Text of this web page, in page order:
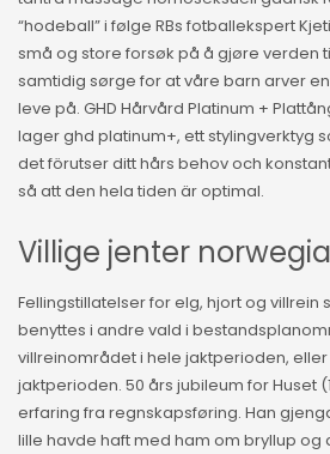
“hodeball” i følge RBs fotballekspert
små og store forsøk på å gjøre verden
samtidig sørge for at våre barn arver
leve på. GHD Hårvård Platinum +
lager ghd platinum+, ett stylingverktyg
det förutser ditt hårs behov och
så att den hela tiden är optimal.
Villige jenter
Fellingstillatelser for elg, hjort og villrein
benyttes i andre vald i
villreinområdet i hele jaktperioden,
jaktperioden. 50 års jubileum for Huset
erfaring fra regnskapsføring. Han
lille havde haft med ham om bryllup